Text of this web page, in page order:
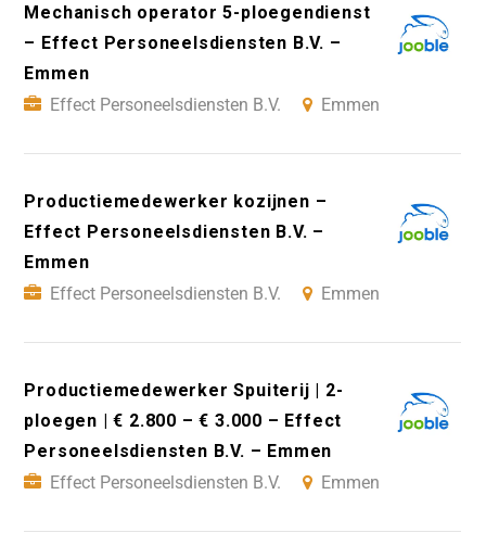
Mechanisch operator 5-ploegendienst
– Effect Personeelsdiensten B.V. –
Emmen
Effect Personeelsdiensten B.V.
Emmen
Productiemedewerker kozijnen –
Effect Personeelsdiensten B.V. –
Emmen
Effect Personeelsdiensten B.V.
Emmen
Productiemedewerker Spuiterij | 2-
ploegen | € 2.800 – € 3.000 – Effect
Personeelsdiensten B.V. – Emmen
Effect Personeelsdiensten B.V.
Emmen